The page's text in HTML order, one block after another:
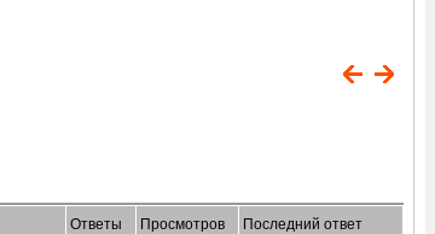
Ответы Просмотров Последний ответ